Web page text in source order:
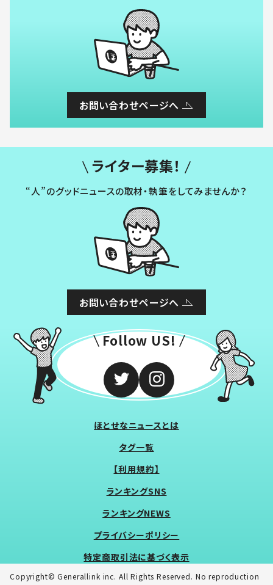
お問い合わせページへ
ライター募集！
“人”のグッドニュースの取材・執筆をしてみませんか？
お問い合わせページへ
Follow US!
ほとせなニュースとは
タグ一覧
【利用規約】
ランキングSNS
ランキングNEWS
プライバシーポリシー
特定商取引法に基づく表示
Copyright© Generallink inc. All Rights Reserved. No reproduction